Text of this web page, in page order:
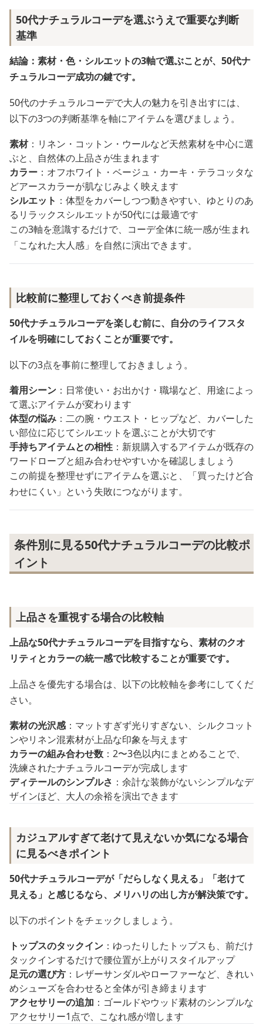
50代ナチュラルコーデを選ぶうえで重要な判断
基準
結論：素材・色・シルエットの3軸で選ぶことが、50代ナ
チュラルコーデ成功の鍵です。
50代のナチュラルコーデで大人の魅力を引き出すには、
以下の3つの判断基準を軸にアイテムを選びましょう。
素材：リネン・コットン・ウールなど天然素材を中心に選
ぶと、自然体の上品さが生まれます
カラー ：オフホワイト・ベージュ・カーキ・テラコッタな
どアースカラーが肌なじみよく映えます
シルエット ：体型をカバーしつつ動きやすい、ゆとりのあ
るリラックスシルエットが50代には最適です
この3軸を意識するだけで、コーデ全体に統一感が生まれ
「こなれた大人感」を自然に演出できます。
比較前に整理しておくべき前提条件
50代ナチュラルコーデを楽しむ前に、自分のライフスタ
イルを明確にしておくことが重要です。
以下の3点を事前に整理しておきましょう。
着用シーン ：日常使い・お出かけ・職場など、用途によっ
て選ぶアイテムが変わります
体型の悩み ：二の腕・ウエスト・ヒップなど、カバーした
い部位に応じてシルエットを選ぶことが大切です
手持ちアイテムとの相性 ：新規購入するアイテムが既存の
ワードローブと組み合わせやすいかを確認しましょう
この前提を整理せずにアイテムを選ぶと、「買ったけど合
わせにくい」という失敗につながります。
条件別に見る50代ナチュラルコーデの比較ポ
イント
上品さを重視する場合の比較軸
上品な50代ナチュラルコーデを目指すなら、素材のクオ
リティとカラーの統一感で比較することが重要です。
上品さを優先する場合は、以下の比較軸を参考にしてくだ
さい。
素材の光沢感：マットすぎず光りすぎない、シルクコット
ンやリネン混素材が上品な印象を与えます
カラーの組み合わせ数 ：2〜3色以内にまとめることで、
洗練されたナチュラルコーデが完成します
ディテールのシンプルさ ：余計な装飾がないシンプルなデ
ザインほど、大人の余裕を演出できます
カジュアルすぎて老けて見えないか気になる場合
に見るべきポイント
50代ナチュラルコーデが「だらしなく見える」「老けて
見える」と感じるなら、メリハリの出し方が解決策です。
以下のポイントをチェックしましょう。
トップスのタックイン ：ゆったりしたトップスも、前だけ
タックインするだけで腰位置が上がりスタイルアップ
足元の選び方 ：レザーサンダルやローファーなど、きれい
めシューズを合わせると全体が引き締まります
アクセサリーの追加 ：ゴールドやウッド素材のシンプルな
アクセサリー1点で、こなれ感が増します